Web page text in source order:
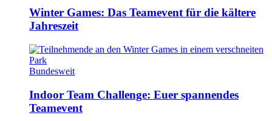
Winter Games: Das Teamevent für die kältere
Jahreszeit
Bundesweit
Indoor Team Challenge: Euer spannendes
Teamevent